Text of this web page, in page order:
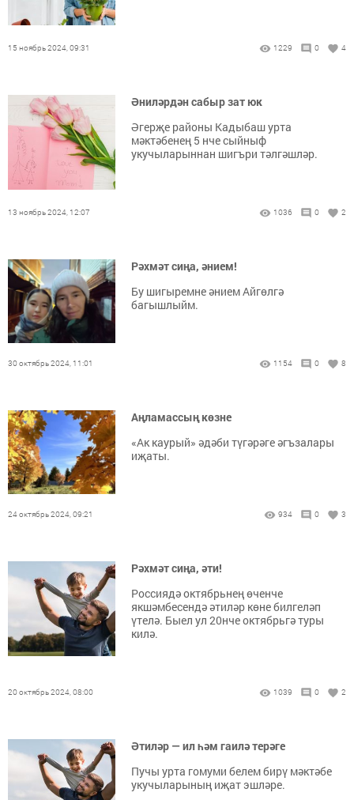
15 ноябрь 2024, 09:31 1229 0 4
Әниләрдән сабыр зат юк
Әгерҗе районы Кадыбаш урта
мәктәбенең 5 нче сыйныф
укучыларыннан шигъри тәлгәшләр.
13 ноябрь 2024, 12:07 1036 0 2
Рәхмәт сиңа, әнием!
Бу шигыремне әнием Айгөлгә
багышлыйм.
30 октябрь 2024, 11:01 1154 0 8
Аңламассың көзне
«Ак каурый» әдәби түгәрәге әгъзалары
иҗаты.
24 октябрь 2024, 09:21 934 0 3
Рәхмәт сиңа, әти!
Россиядә октябрьнең өченче
якшәмбесендә әтиләр көне билгеләп
үтелә. Быел ул 20нче октябрьгә туры
килә.
20 октябрь 2024, 08:00 1039 0 2
Әтиләр — ил һәм гаилә терәге
Пучы урта гомуми белем бирү мәктәбе
укучыларының иҗат эшләре.